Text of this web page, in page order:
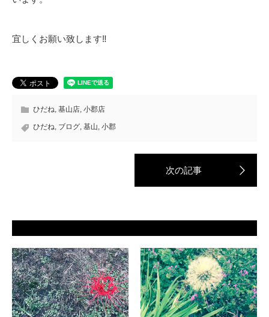
宜しくお願い致します‼
ひだね, 基山店, 小郡店
ひだね, ブログ, 基山, 小郡